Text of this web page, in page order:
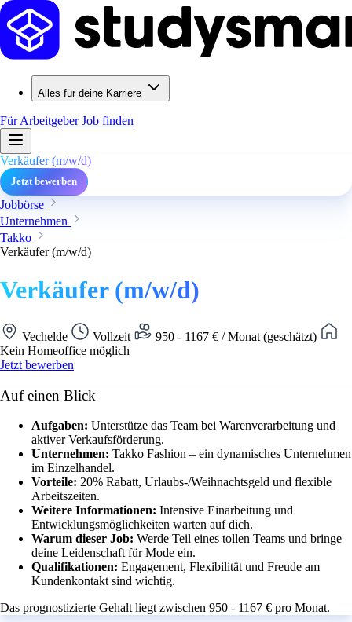
Alles für deine Karriere
Für ArbeitgeberJob finden
Verkäufer (m/w/d)
Jetzt bewerben
Jobbörse
Unternehmen
Takko
Verkäufer (m/w/d)
Verkäufer (m/w/d)
Vechelde Vollzeit
950 - 1167 € / Monat (geschätzt)
Kein Homeoffice möglich
Jetzt bewerben
Auf einen Blick
Aufgaben: Unterstütze das Team bei Warenverarbeitung und
aktiver Verkaufsförderung.
Unternehmen: Takko Fashion – ein dynamisches Unternehmen
im Einzelhandel.
Vorteile: 20% Rabatt, Urlaubs-/Weihnachtsgeld und flexible
Arbeitszeiten.
Weitere Informationen: Intensive Einarbeitung und
Entwicklungsmöglichkeiten warten auf dich.
Warum dieser Job: Werde Teil eines tollen Teams und bringe
deine Leidenschaft für Mode ein.
Qualifikationen: Engagement, Flexibilität und Freude am
Kundenkontakt sind wichtig.
Das prognostizierte Gehalt liegt zwischen 950 - 1167 € pro Monat.